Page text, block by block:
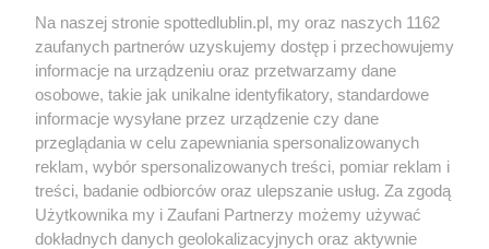
KATEGORIE
OGŁOSZENIA
WYDARZENIA
Regulamin
Polityka prywatności
RODO
Warunki korzystania z treści
Na naszej stronie spottedlublin.pl, my oraz naszych 1162
zaufanych partnerów uzyskujemy dostęp i przechowujemy
informacje na urządzeniu oraz przetwarzamy dane
osobowe, takie jak unikalne identyfikatory, standardowe
informacje wysyłane przez urządzenie czy dane
przeglądania w celu zapewniania spersonalizowanych
reklam, wybór spersonalizowanych treści, pomiar reklam i
treści, badanie odbiorców oraz ulepszanie usług. Za zgodą
Użytkownika my i Zaufani Partnerzy możemy używać
dokładnych danych geolokalizacyjnych oraz aktywnie